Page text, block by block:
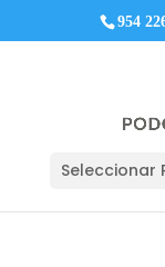
954
Seleccionar